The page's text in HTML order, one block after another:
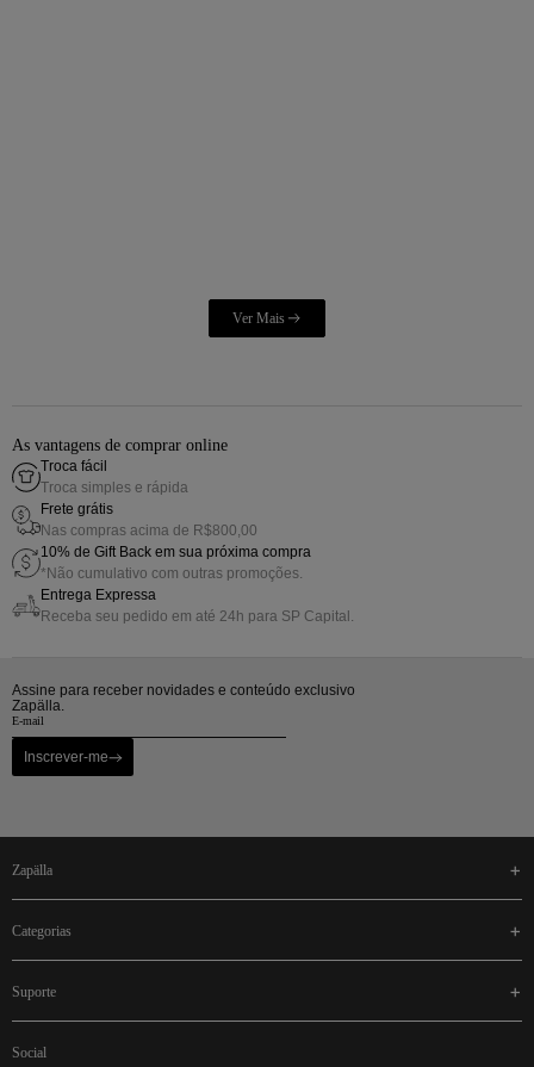
As vantagens de comprar online
Troca fácil
Troca simples e rápida
Frete grátis
Nas compras acima de R$800,00
10% de Gift Back em sua próxima compra
*Não cumulativo com outras promoções.
Entrega Expressa
Receba seu pedido em até 24h para SP Capital.
Assine para receber novidades e conteúdo exclusivo
Zapälla.
Inscrever-me
zapälla
categorias
suporte
social